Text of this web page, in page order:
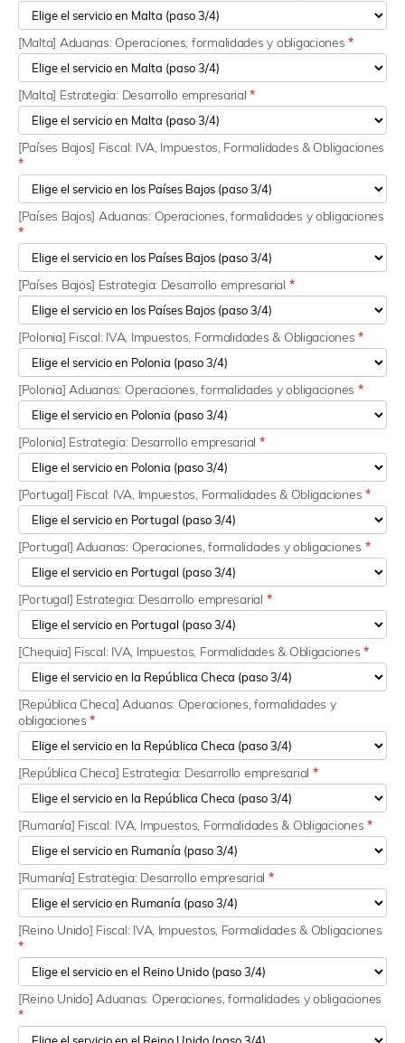
[Malta] Aduanas: Operaciones, formalidades y obligaciones*
[Malta] Estrategia: Desarrollo empresarial*
[Países Bajos] Fiscal: IVA, Impuestos, Formalidades & Obligaciones
*
[Países Bajos] Aduanas: Operaciones, formalidades y obligaciones
*
[Países Bajos] Estrategia: Desarrollo empresarial *
[Polonia] Fiscal: IVA, Impuestos, Formalidades & Obligaciones*
[Polonia] Aduanas: Operaciones, formalidades y obligaciones *
[Polonia] Estrategia: Desarrollo empresarial *
[Portugal] Fiscal: IVA, Impuestos, Formalidades & Obligaciones *
[Portugal] Aduanas: Operaciones, formalidades y obligaciones *
[Portugal] Estrategia: Desarrollo empresarial *
[Chequia] Fiscal: IVA, Impuestos, Formalidades & Obligaciones*
[República Checa] Aduanas: Operaciones, formalidades y
obligaciones*
[República Checa] Estrategia: Desarrollo empresarial *
[Rumanía] Fiscal: IVA, Impuestos, Formalidades & Obligaciones*
[Rumanía] Estrategia: Desarrollo empresarial *
[Reino Unido] Fiscal: IVA, Impuestos, Formalidades & Obligaciones
*
[Reino Unido] Aduanas: Operaciones, formalidades y obligaciones
*